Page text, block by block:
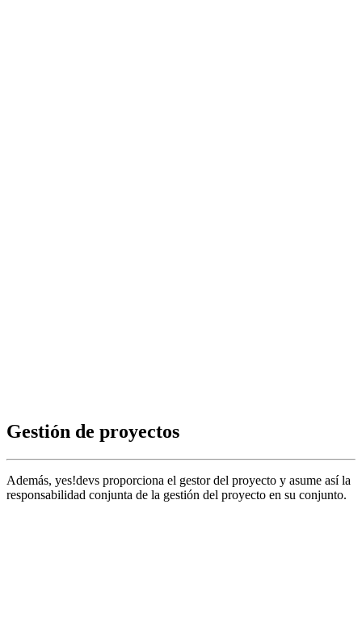
Gestión de proyectos
Además, yes!devs proporciona el gestor del proyecto y asume así la
responsabilidad conjunta de la gestión del proyecto en su conjunto.